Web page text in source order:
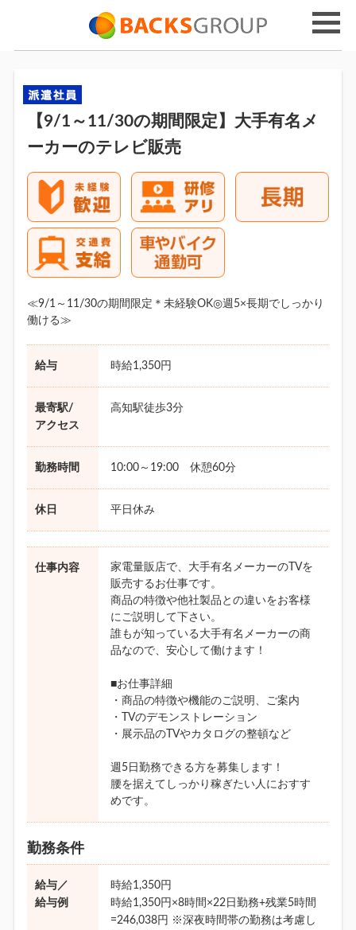
【9/1～11/30の期間限定】大手有名メ
ーカーのテレビ販売
≪9/1～11/30の期間限定＊未経験OK◎週5×長期でしっかり
働ける≫
給与 時給1,350円
最寄駅/
アクセス
高知駅徒歩3分
勤務時間 10:00～19:00 休憩60分
休日 平日休み
仕事内容
家電量販店で、大手有名メーカーのTVを
販売するお仕事です。
商品の特徴や他社製品との違いをお客様
にご説明して下さい。
誰もが知っている大手有名メーカーの商
品なので、安心して働けます！
■お仕事詳細
・商品の特徴や機能のご説明、ご案内
・TVのデモンストレーション
・展示品のTVやカタログの整頓など
週5日勤務できる方を募集します！
腰を据えてしっかり稼ぎたい人におすす
めです。
勤務条件
給与／
給与例
時給1,350円
時給1,350円×8時間×22日勤務+残業5時間
=246,038円 ※深夜時間帯の勤務は考慮し